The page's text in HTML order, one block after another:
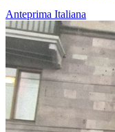
Anteprima Italiana